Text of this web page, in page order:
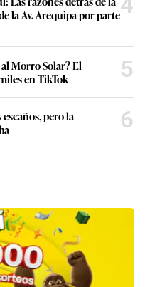
la Av. Arequipa por parte
Morro Solar? El
en TikTok
5
pero la
6